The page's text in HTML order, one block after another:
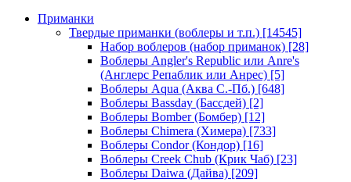
Приманки
Твердые приманки (воблеры и т.п.) [14545]
Набор воблеров (набор приманок) [28]
Воблеры Angler's Republic или Anre's
(Англерс Репаблик или Анрес) [5]
Воблеры Aqua (Аква С.-Пб.) [648]
Воблеры Bassday (Бассдей) [2]
Воблеры Bomber (Бомбер) [12]
Воблеры Chimera (Химера) [733]
Воблеры Condor (Кондор) [16]
Воблеры Creek Chub (Крик Чаб) [23]
Воблеры Daiwa (Дайва) [209]